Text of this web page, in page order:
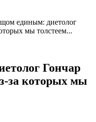
единым: диетолог
мы толстеем...
Гончар
за которых мы